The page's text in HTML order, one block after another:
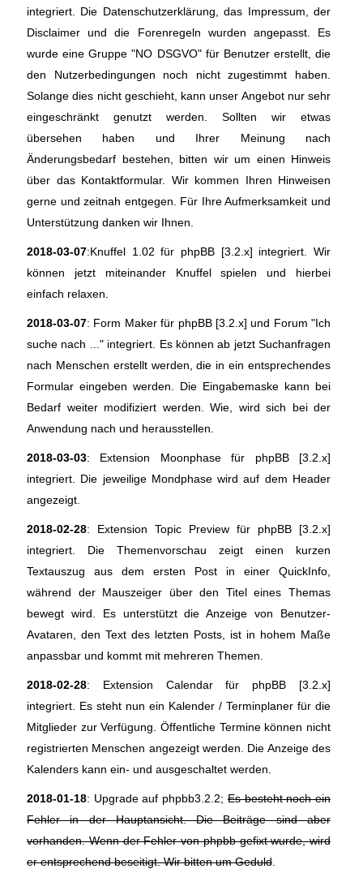
integriert. Die Datenschutzerklärung, das Impressum, der
Disclaimer und die Forenregeln wurden angepasst. Es
wurde eine Gruppe "NO DSGVO" für Benutzer erstellt, die
den Nutzerbedingungen noch nicht zugestimmt haben.
Solange dies nicht geschieht, kann unser Angebot nur sehr
eingeschränkt genutzt werden. Sollten wir etwas
übersehen haben und Ihrer Meinung nach
Änderungsbedarf bestehen, bitten wir um einen Hinweis
über das Kontaktformular. Wir kommen Ihren Hinweisen
gerne und zeitnah entgegen. Für Ihre Aufmerksamkeit und
Unterstützung danken wir Ihnen.
2018-03-07:Knuffel 1.02 für phpBB [3.2.x] integriert. Wir
können jetzt miteinander Knuffel spielen und hierbei
einfach relaxen.
2018-03-07: Form Maker für phpBB [3.2.x] und Forum "Ich
suche nach ..." integriert. Es können ab jetzt Suchanfragen
nach Menschen erstellt werden, die in ein entsprechendes
Formular eingeben werden. Die Eingabemaske kann bei
Bedarf weiter modifiziert werden. Wie, wird sich bei der
Anwendung nach und herausstellen.
2018-03-03: Extension Moonphase für phpBB [3.2.x]
integriert. Die jeweilige Mondphase wird auf dem Header
angezeigt.
2018-02-28: Extension Topic Preview für phpBB [3.2.x]
integriert. Die Themenvorschau zeigt einen kurzen
Textauszug aus dem ersten Post in einer QuickInfo,
während der Mauszeiger über den Titel eines Themas
bewegt wird. Es unterstützt die Anzeige von Benutzer-
Avataren, den Text des letzten Posts, ist in hohem Maße
anpassbar und kommt mit mehreren Themen.
2018-02-28: Extension Calendar für phpBB [3.2.x]
integriert. Es steht nun ein Kalender / Terminplaner für die
Mitglieder zur Verfügung. Öffentliche Termine können nicht
registrierten Menschen angezeigt werden. Die Anzeige des
Kalenders kann ein- und ausgeschaltet werden.
2018-01-18: Upgrade auf phpbb3.2.2;Es besteht noch ein
Fehler in der Hauptansicht. Die Beiträge sind aber
vorhanden. Wenn der Fehler von phpbb gefixt wurde, wird
er entsprechend beseitigt. Wir bitten um Geduld.